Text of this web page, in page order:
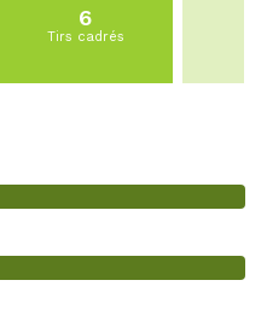
6
Tirs cadrés